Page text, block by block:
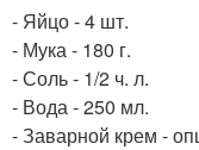
- Яйцо - 4 шт.
- Мука - 180 г.
- Соль - 1/2 ч. л.
- Вода - 250 мл.
- Заварной крем -